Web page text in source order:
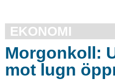
EKONOMI
Morgonkoll:
mot lugn